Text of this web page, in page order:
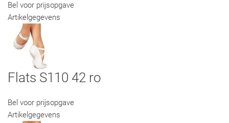
Bel voor prijsopgave
Artikelgegevens
Flats S110 42 ro
Bel voor prijsopgave
Artikelgegevens